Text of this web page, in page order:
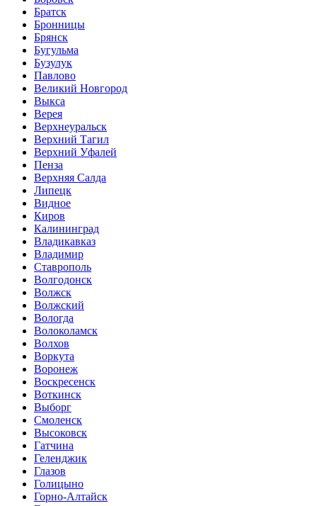
Братск
Бронницы
Брянск
Бугульма
Бузулук
Павлово
Великий Новгород
Выкса
Верея
Верхнеуральск
Верхний Тагил
Верхний Уфалей
Пенза
Верхняя Салда
Липецк
Видное
Киров
Калининград
Владикавказ
Владимир
Ставрополь
Волгодонск
Волжск
Волжский
Вологда
Волоколамск
Волхов
Воркута
Воронеж
Воскресенск
Воткинск
Выборг
Смоленск
Высоковск
Гатчина
Геленджик
Глазов
Голицыно
Горно-Алтайск